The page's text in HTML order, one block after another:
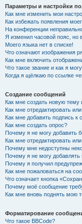
Параметры и настройки
Как мне изменить мои
Как избежать появления
На конференции
Я изменил часовой пояс, но
Моего языка нет в списке!
Что означают изображения
Как мне включить
Что такое звание и как я
Когда я щёлкаю по ссылке
Создание сообщений
Как мне создать новую
Как мне отредактировать
Как мне добавить подпись
Как мне создать опрос?
Почему я не могу добавить
Как мне отредактировать
Почему мне недоступны
Почему я не могу добавлять
Почему я получил
Как мне пожаловаться на
Что означает кнопка
Почему моё сообщение
Как мне вновь поднять мою
Форматирование
Что такое BBCode?